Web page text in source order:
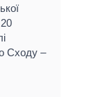
Сходу –